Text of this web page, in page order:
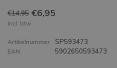
€14,95 €6,95
Incl. btw
Artikelnummer SP593473
EAN 5902650593473